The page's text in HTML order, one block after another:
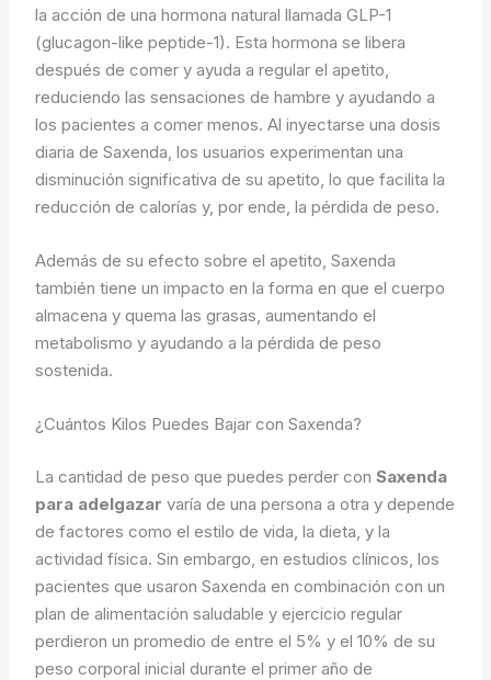
la acción de una hormona natural llamada GLP-1
(glucagon-like peptide-1). Esta hormona se libera
después de comer y ayuda a regular el apetito,
reduciendo las sensaciones de hambre y ayudando a
los pacientes a comer menos. Al inyectarse una dosis
diaria de Saxenda, los usuarios experimentan una
disminución significativa de su apetito, lo que facilita la
reducción de calorías y, por ende, la pérdida de peso.
Además de su efecto sobre el apetito, Saxenda
también tiene un impacto en la forma en que el cuerpo
almacena y quema las grasas, aumentando el
metabolismo y ayudando a la pérdida de peso
sostenida.
¿Cuántos Kilos Puedes Bajar con Saxenda?
La cantidad de peso que puedes perder conSaxenda
para adelgazar varía de una persona a otra y depende
de factores como el estilo de vida, la dieta, y la
actividad física. Sin embargo, en estudios clínicos, los
pacientes que usaron Saxenda en combinación con un
plan de alimentación saludable y ejercicio regular
perdieron un promedio de entre el 5% y el 10% de su
peso corporal inicial durante el primer año de